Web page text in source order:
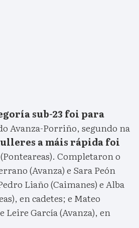
sub-23 foi para
Avanza-Porriño, segundo na
a máis rápida foi
(Ponteareas). Completaron o
(Avanza) e Sara Peón
Liaño (Caimanes) e Alba
en cadetes; e Mateo
Leire García (Avanza), en